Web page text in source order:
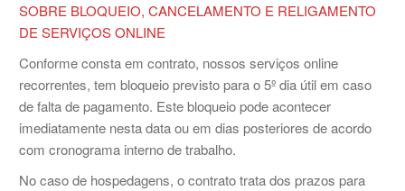
SOBRE BLOQUEIO, CANCELAMENTO E RELIGAMENTO
DE SERVIÇOS ONLINE
Conforme consta em contrato, nossos serviços online
recorrentes, tem bloqueio previsto para o 5º dia útil em caso
de falta de pagamento. Este bloqueio pode acontecer
imediatamente nesta data ou em dias posteriores de acordo
com cronograma interno de trabalho.
No caso de hospedagens, o contrato trata dos prazos para